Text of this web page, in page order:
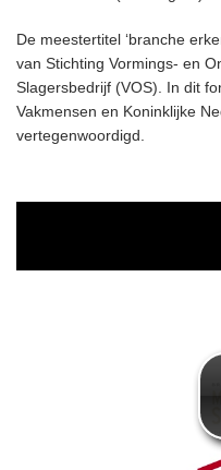
De meestertitel ‘branche
van Stichting Vormings- en
Slagersbedrijf (VOS). In dit
Vakmensen en Koninklijke
vertegenwoordigd.